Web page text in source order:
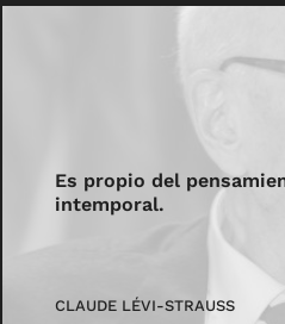
Es propio del
intemporal.
CLAUDE LÉVI-STRAUSS